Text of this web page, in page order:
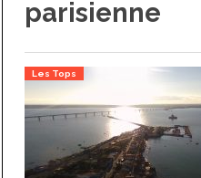
parisienne
Les Tops